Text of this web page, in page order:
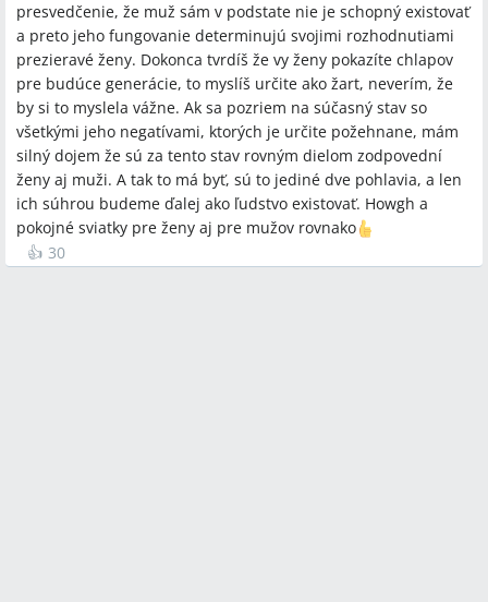
presvedčenie, že muž sám v podstate nie je schopný existovať
a preto jeho fungovanie determinujú svojimi rozhodnutiami
prezieravé ženy. Dokonca tvrdíš že vy ženy pokazíte chlapov
pre budúce generácie, to myslíš určite ako žart, neverím, že
by si to myslela vážne. Ak sa pozriem na súčasný stav so
všetkými jeho negatívami, ktorých je určite požehnane, mám
silný dojem že sú za tento stav rovným dielom zodpovední
ženy aj muži. A tak to má byť, sú to jediné dve pohlavia, a len
ich súhrou budeme ďalej ako ľudstvo existovať. Howgh a
pokojné sviatky pre ženy aj pre mužov rovnako
👍 30